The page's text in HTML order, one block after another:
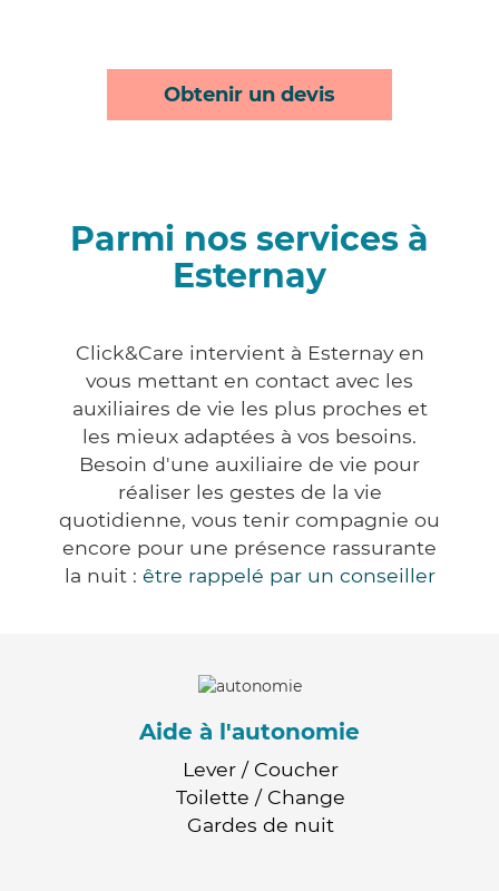
Obtenir un devis
Parmi nos services à
Esternay
Click&Care intervient à Esternay en
vous mettant en contact avec les
auxiliaires de vie les plus proches et
les mieux adaptées à vos besoins.
Besoin d'une auxiliaire de vie pour
réaliser les gestes de la vie
quotidienne, vous tenir compagnie ou
encore pour une présence rassurante
la nuit : être rappelé par un conseiller
Aide à l'autonomie
Lever / Coucher
Toilette / Change
Gardes de nuit